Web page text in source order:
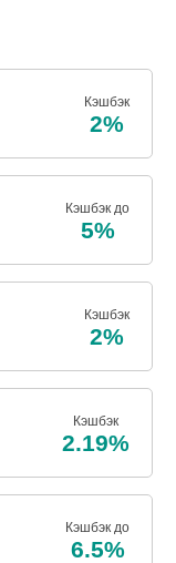
Кэшбэк
2%
Кэшбэк до
5%
Кэшбэк
2%
Кэшбэк
2.19%
Кэшбэк до
6.5%